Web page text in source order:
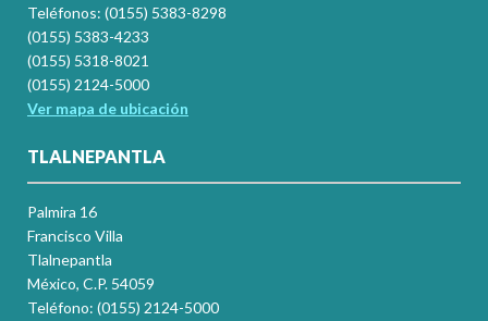
Teléfonos: (0155) 5383-8298
(0155) 5383-4233
(0155) 5318-8021
(0155) 2124-5000
Ver mapa de ubicación
TLALNEPANTLA
Palmira 16
Francisco Villa
Tlalnepantla
México, C.P. 54059
Teléfono: (0155) 2124-5000